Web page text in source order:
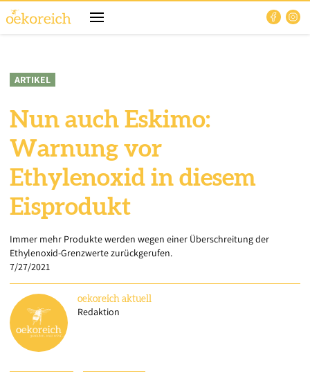
ARTIKEL
Nun auch Eskimo:
Warnung vor
Ethylenoxid in diesem
Eisprodukt
Immer mehr Produkte werden wegen einer Überschreitung der
Ethylenoxid-Grenzwerte zurückgerufen.
7/27/2021
oekoreich aktuell
Redaktion